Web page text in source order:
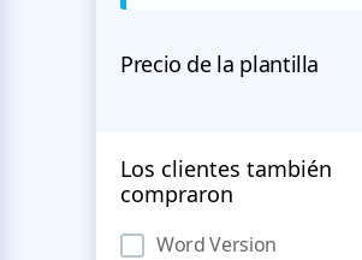
Precio de la plantilla
Los clientes también
compraron
Word Version